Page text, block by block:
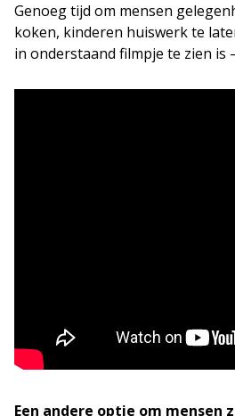
Genoeg tijd om mensen
koken, kinderen huiswerk te
in onderstaand filmpje te zien is
Een andere optie om